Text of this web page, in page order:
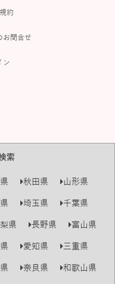
約
お問合せ
ン
索
秋田県
山形県
埼玉県
千葉県
県 長野県
富山県
愛知県
三重県
奈良県
和歌山県